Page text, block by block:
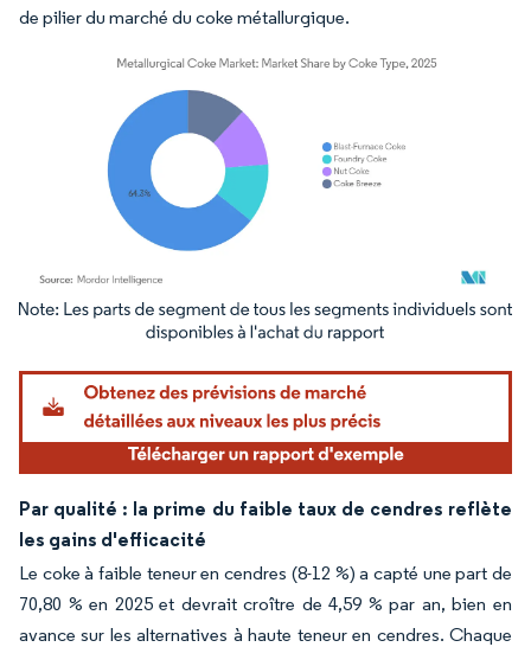
de pilier du marché du coke métallurgique.
Image © Mordor Intelligence. La réutilisation nécessite une attribution sous CC BY
Par qualité : la prime du faible taux de cendres reflète
les gains d'efficacité
Le coke à faible teneur en cendres (8-12 %) a capté une part de
70,80 % en 2025 et devrait croître de 4,59 % par an, bien en
avance sur les alternatives à haute teneur en cendres. Chaque